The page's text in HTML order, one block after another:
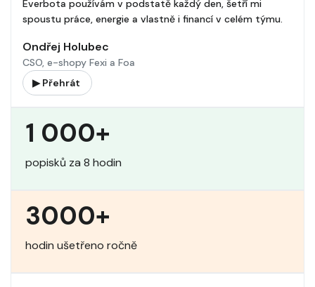
1 000+
popisků za 8 hodin
3000+
hodin ušetřeno ročně
Everbota používám v podstatě každý den, šetří mi
spoustu práce, energie a vlastně i financí v celém týmu.
Ondřej Holubec
CSO, e-shopy Fexi a Foa
▶ Přehrát